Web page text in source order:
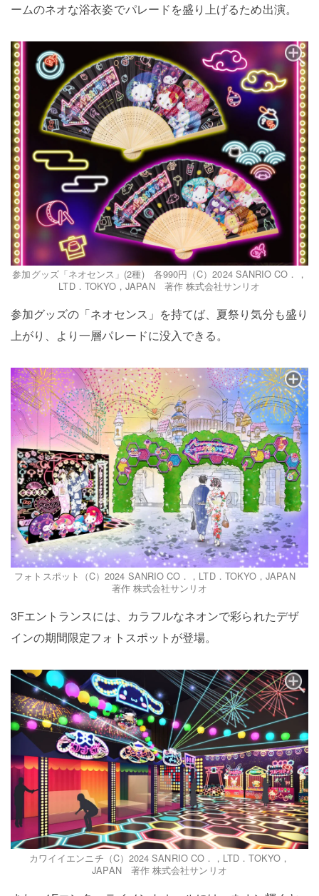
ームのネオな浴衣姿でパレードを盛り上げるため出演。
参加グッズ「ネオセンス」(2種) 各990円（C）2024 SANRIO CO．，
LTD．TOKYO，JAPAN 著作 株式会社サンリオ
参加グッズの「ネオセンス」を持てば、夏祭り気分も盛り
上がり、より一層パレードに没入できる。
フォトスポット（C）2024 SANRIO CO．，LTD．TOKYO，JAPAN
著作 株式会社サンリオ
3Fエントランスには、カラフルなネオンで彩られたデザ
インの期間限定フォトスポットが登場。
カワイイエンニチ（C）2024 SANRIO CO．，LTD．TOKYO，
JAPAN 著作 株式会社サンリオ